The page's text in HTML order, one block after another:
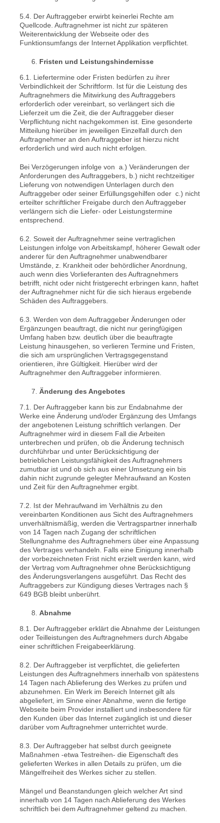
5.4. Der Auftraggeber erwirbt keinerlei Rechte am
Quellcode. Auftragnehmer ist nicht zur späteren
Weiterentwicklung der Webseite oder des
Funktionsumfangs der Internet Applikation verpflichtet.
Fristen und Leistungshindernisse
6.1. Liefertermine oder Fristen bedürfen zu ihrer
Verbindlichkeit der Schriftform. Ist für die Leistung des
Auftragnehmers die Mitwirkung des Auftraggebers
erforderlich oder vereinbart, so verlängert sich die
Lieferzeit um die Zeit, die der Auftraggeber dieser
Verpflichtung nicht nachgekommen ist. Eine gesonderte
Mitteilung hierüber im jeweiligen Einzelfall durch den
Auftragnehmer an den Auftraggeber ist hierzu nicht
erforderlich und wird auch nicht erfolgen.
Bei Verzögerungen infolge von a.) Veränderungen der
Anforderungen des Auftraggebers, b.) nicht rechtzeitiger
Lieferung von notwendigen Unterlagen durch den
Auftraggeber oder seiner Erfüllungsgehilfen oder c.) nicht
erteilter schriftlicher Freigabe durch den Auftraggeber
verlängern sich die Liefer- oder Leistungstermine
entsprechend.
6.2. Soweit der Auftragnehmer seine vertraglichen
Leistungen infolge von Arbeitskampf, höherer Gewalt oder
anderer für den Auftragnehmer unabwendbarer
Umstände, z. Krankheit oder behördlicher Anordnung,
auch wenn dies Vorlieferanten des Auftragnehmers
betrifft, nicht oder nicht fristgerecht erbringen kann, haftet
der Auftragnehmer nicht für die sich hieraus ergebende
Schäden des Auftraggebers.
6.3. Werden von dem Auftraggeber Änderungen oder
Ergänzungen beauftragt, die nicht nur geringfügigen
Umfang haben bzw. deutlich über die beauftragte
Leistung hinausgehen, so verlieren Termine und Fristen,
die sich am ursprünglichen Vertragsgegenstand
orientieren, ihre Gültigkeit. Hierüber wird der
Auftragnehmer den Auftraggeber informieren.
Änderung des Angebotes
7.1. Der Auftraggeber kann bis zur Endabnahme der
Werke eine Änderung und/oder Ergänzung des Umfangs
der angebotenen Leistung schriftlich verlangen. Der
Auftragnehmer wird in diesem Fall die Arbeiten
unterbrechen und prüfen, ob die Änderung technisch
durchführbar und unter Berücksichtigung der
betrieblichen Leistungsfähigkeit des Auftragnehmers
zumutbar ist und ob sich aus einer Umsetzung ein bis
dahin nicht zugrunde gelegter Mehraufwand an Kosten
und Zeit für den Auftragnehmer ergibt.
7.2. Ist der Mehraufwand im Verhältnis zu den
vereinbarten Konditionen aus Sicht des Auftragnehmers
unverhältnismäßig, werden die Vertragspartner innerhalb
von 14 Tagen nach Zugang der schriftlichen
Stellungnahme des Auftragnehmers über eine Anpassung
des Vertrages verhandeln. Falls eine Einigung innerhalb
der vorbezeichneten Frist nicht erzielt werden kann, wird
der Vertrag vom Auftragnehmer ohne Berücksichtigung
des Änderungsverlangens ausgeführt. Das Recht des
Auftraggebers zur Kündigung dieses Vertrages nach §
649 BGB bleibt unberührt.
Abnahme
8.1. Der Auftraggeber erklärt die Abnahme der Leistungen
oder Teilleistungen des Auftragnehmers durch Abgabe
einer schriftlichen Freigabeerklärung.
8.2. Der Auftraggeber ist verpflichtet, die gelieferten
Leistungen des Auftragnehmers innerhalb von spätestens
14 Tagen nach Ablieferung des Werkes zu prüfen und
abzunehmen. Ein Werk im Bereich Internet gilt als
abgeliefert, im Sinne einer Abnahme, wenn die fertige
Webseite beim Provider installiert und insbesondere für
den Kunden über das Internet zugänglich ist und dieser
darüber vom Auftragnehmer unterrichtet wurde.
8.3. Der Auftraggeber hat selbst durch geeignete
Maßnahmen -etwa Testreihen- die Eigenschaft des
gelieferten Werkes in allen Details zu prüfen, um die
Mängelfreiheit des Werkes sicher zu stellen.
Mängel und Beanstandungen gleich welcher Art sind
innerhalb von 14 Tagen nach Ablieferung des Werkes
schriftlich bei dem Auftragnehmer geltend zu machen.